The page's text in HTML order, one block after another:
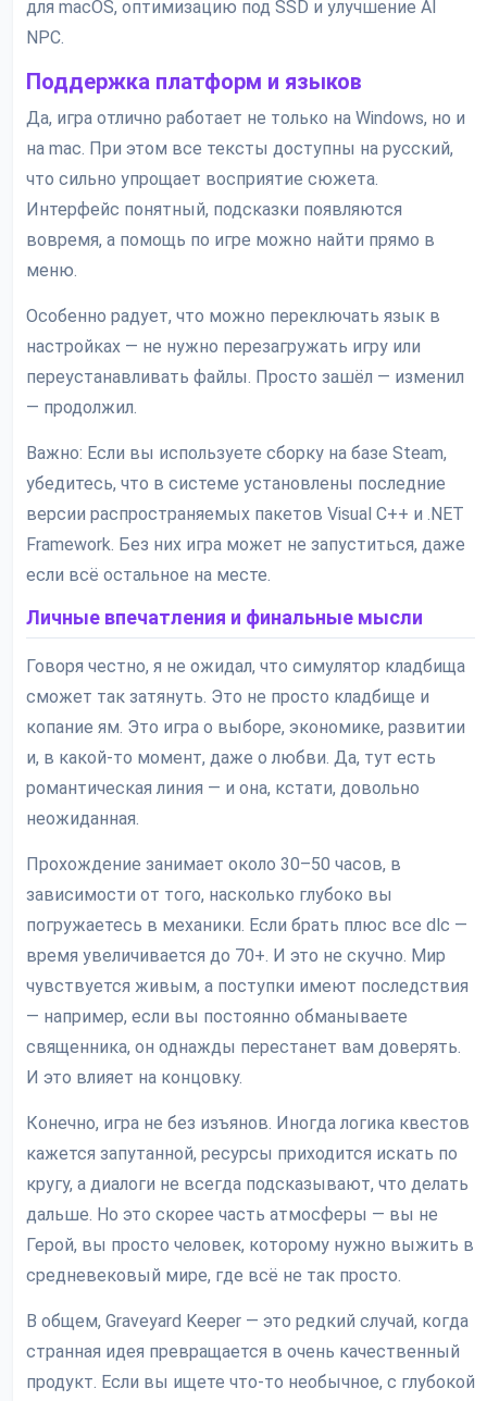
для macOS, оптимизацию под SSD и улучшение AI
NPC.
Поддержка платформ и языков
Да, игра отлично работает не только на Windows, но и
на mac. При этом все тексты доступны на русский,
что сильно упрощает восприятие сюжета.
Интерфейс понятный, подсказки появляются
вовремя, а помощь по игре можно найти прямо в
меню.
Особенно радует, что можно переключать язык в
настройках — не нужно перезагружать игру или
переустанавливать файлы. Просто зашёл — изменил
— продолжил.
Важно: Если вы используете сборку на базе Steam,
убедитесь, что в системе установлены последние
версии распространяемых пакетов Visual C++ и .NET
Framework. Без них игра может не запуститься, даже
если всё остальное на месте.
Личные впечатления и финальные мысли
Говоря честно, я не ожидал, что симулятор кладбища
сможет так затянуть. Это не просто кладбище и
копание ям. Это игра о выборе, экономике, развитии
и, в какой-то момент, даже о любви. Да, тут есть
романтическая линия — и она, кстати, довольно
неожиданная.
Прохождение занимает около 30–50 часов, в
зависимости от того, насколько глубоко вы
погружаетесь в механики. Если брать плюс все dlc —
время увеличивается до 70+. И это не скучно. Мир
чувствуется живым, а поступки имеют последствия
— например, если вы постоянно обманываете
священника, он однажды перестанет вам доверять.
И это влияет на концовку.
Конечно, игра не без изъянов. Иногда логика квестов
кажется запутанной, ресурсы приходится искать по
кругу, а диалоги не всегда подсказывают, что делать
дальше. Но это скорее часть атмосферы — вы не
Герой, вы просто человек, которому нужно выжить в
средневековый мире, где всё не так просто.
В общем, Graveyard Keeper — это редкий случай, когда
странная идея превращается в очень качественный
продукт. Если вы ищете что-то необычное, с глубокой